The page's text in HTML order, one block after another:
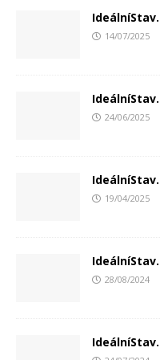
14/07/2025
24/06/2025
19/04/2025
28/08/2024